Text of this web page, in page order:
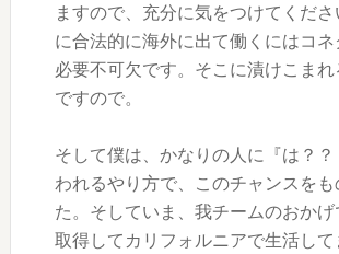
ますので、充分に気をつけてくだ
に合法的に海外に出て働くにはコ
必要不可欠です。そこに漬けこま
ですので。
そして僕は、かなりの人に『は？
われるやり方で、このチャンスをも
た。そしていま、我チームのおかげ
取得してカリフォルニアで生活して